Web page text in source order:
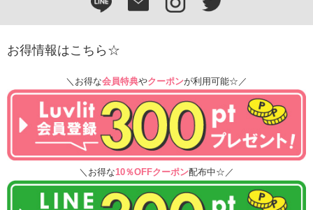
お得情報はこちら☆
＼お得な会員特典やクーポンが利用可能☆／
＼お得な10％OFFクーポン配布中☆／